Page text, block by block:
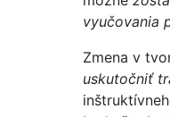
vyučovania
Zmena v
uskutočniť